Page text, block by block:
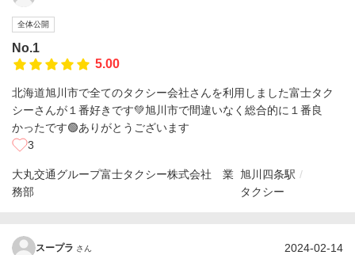
全体公開
No.1
5.00
北海道旭川市で全てのタクシー会社さんを利用しました富士タク
シーさんが１番好きです💚旭川市で間違いなく総合的に１番良
かったです🟢ありがとうございます
3
大丸交通グループ富士タクシー株式会社 業
務部
旭川四条駅
タクシー
スープラ さん 2024-02-14